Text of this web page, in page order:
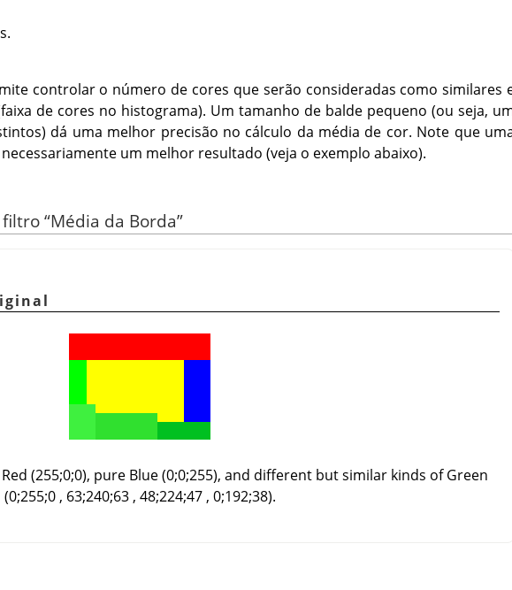
controlar o número de cores que serão consideradas como similares
de cores no histograma). Um tamanho de balde pequeno (ou seja,
dá uma melhor precisão no cálculo da média de cor. Note que
um melhor resultado (veja o exemplo abaixo).
filtro“Média da Borda”
(255;0;0), pure Blue (0;0;255), and different but similar kinds of Green
(0;255;0 , 63;240;63 , 48;224;47 , 0;192;38).